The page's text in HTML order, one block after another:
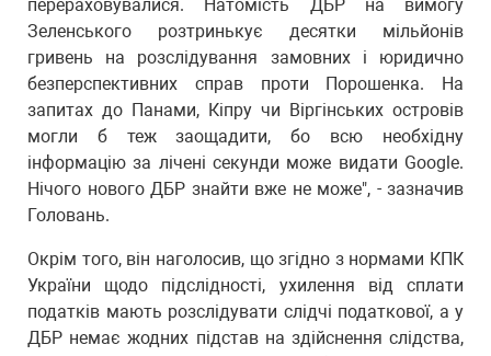
перераховувалися. Натомість ДБР на вимогу
Зеленського розтринькує десятки мільйонів
гривень на розслідування замовних і юридично
безперспективних справ проти Порошенка. На
запитах до Панами, Кіпру чи Віргінських островів
могли б теж заощадити, бо всю необхідну
інформацію за лічені секунди може видати Google.
Нічого нового ДБР знайти вже не може", - зазначив
Головань.
Окрім того, він наголосив, що згідно з нормами КПК
України щодо підслідності, ухилення від сплати
податків мають розслідувати слідчі податкової, а у
ДБР немає жодних підстав на здійснення слідства,